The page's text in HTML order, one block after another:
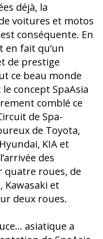
déjà, la
voitures et motos
conséquente. En
en fait qu’un
de prestige
ce beau monde
concept SpaAsia
comblé ce
de Spa-
de Toyota,
KIA et
des
quatre roues, de
Kawasaki et
deux roues.
asiatique a